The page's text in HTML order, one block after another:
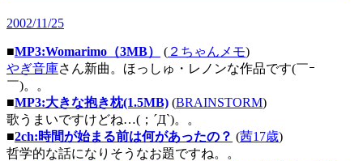
2002/11/25
■MP3:Womarimo（3MB） ( ２ちゃんメモ)
やぎ音庫さん新曲。ほっしゅ・レノンな作品です(￣ｰ
￣)。。
■MP3:大きな抱き枕(1.5MB) (BRAINSTORM)
歌うまいですけどね…(；´Д`)。。
■2ch:時間が始まる前は何があったの？ (茜17歳)
哲学的な話になりそうなお題ですね。。